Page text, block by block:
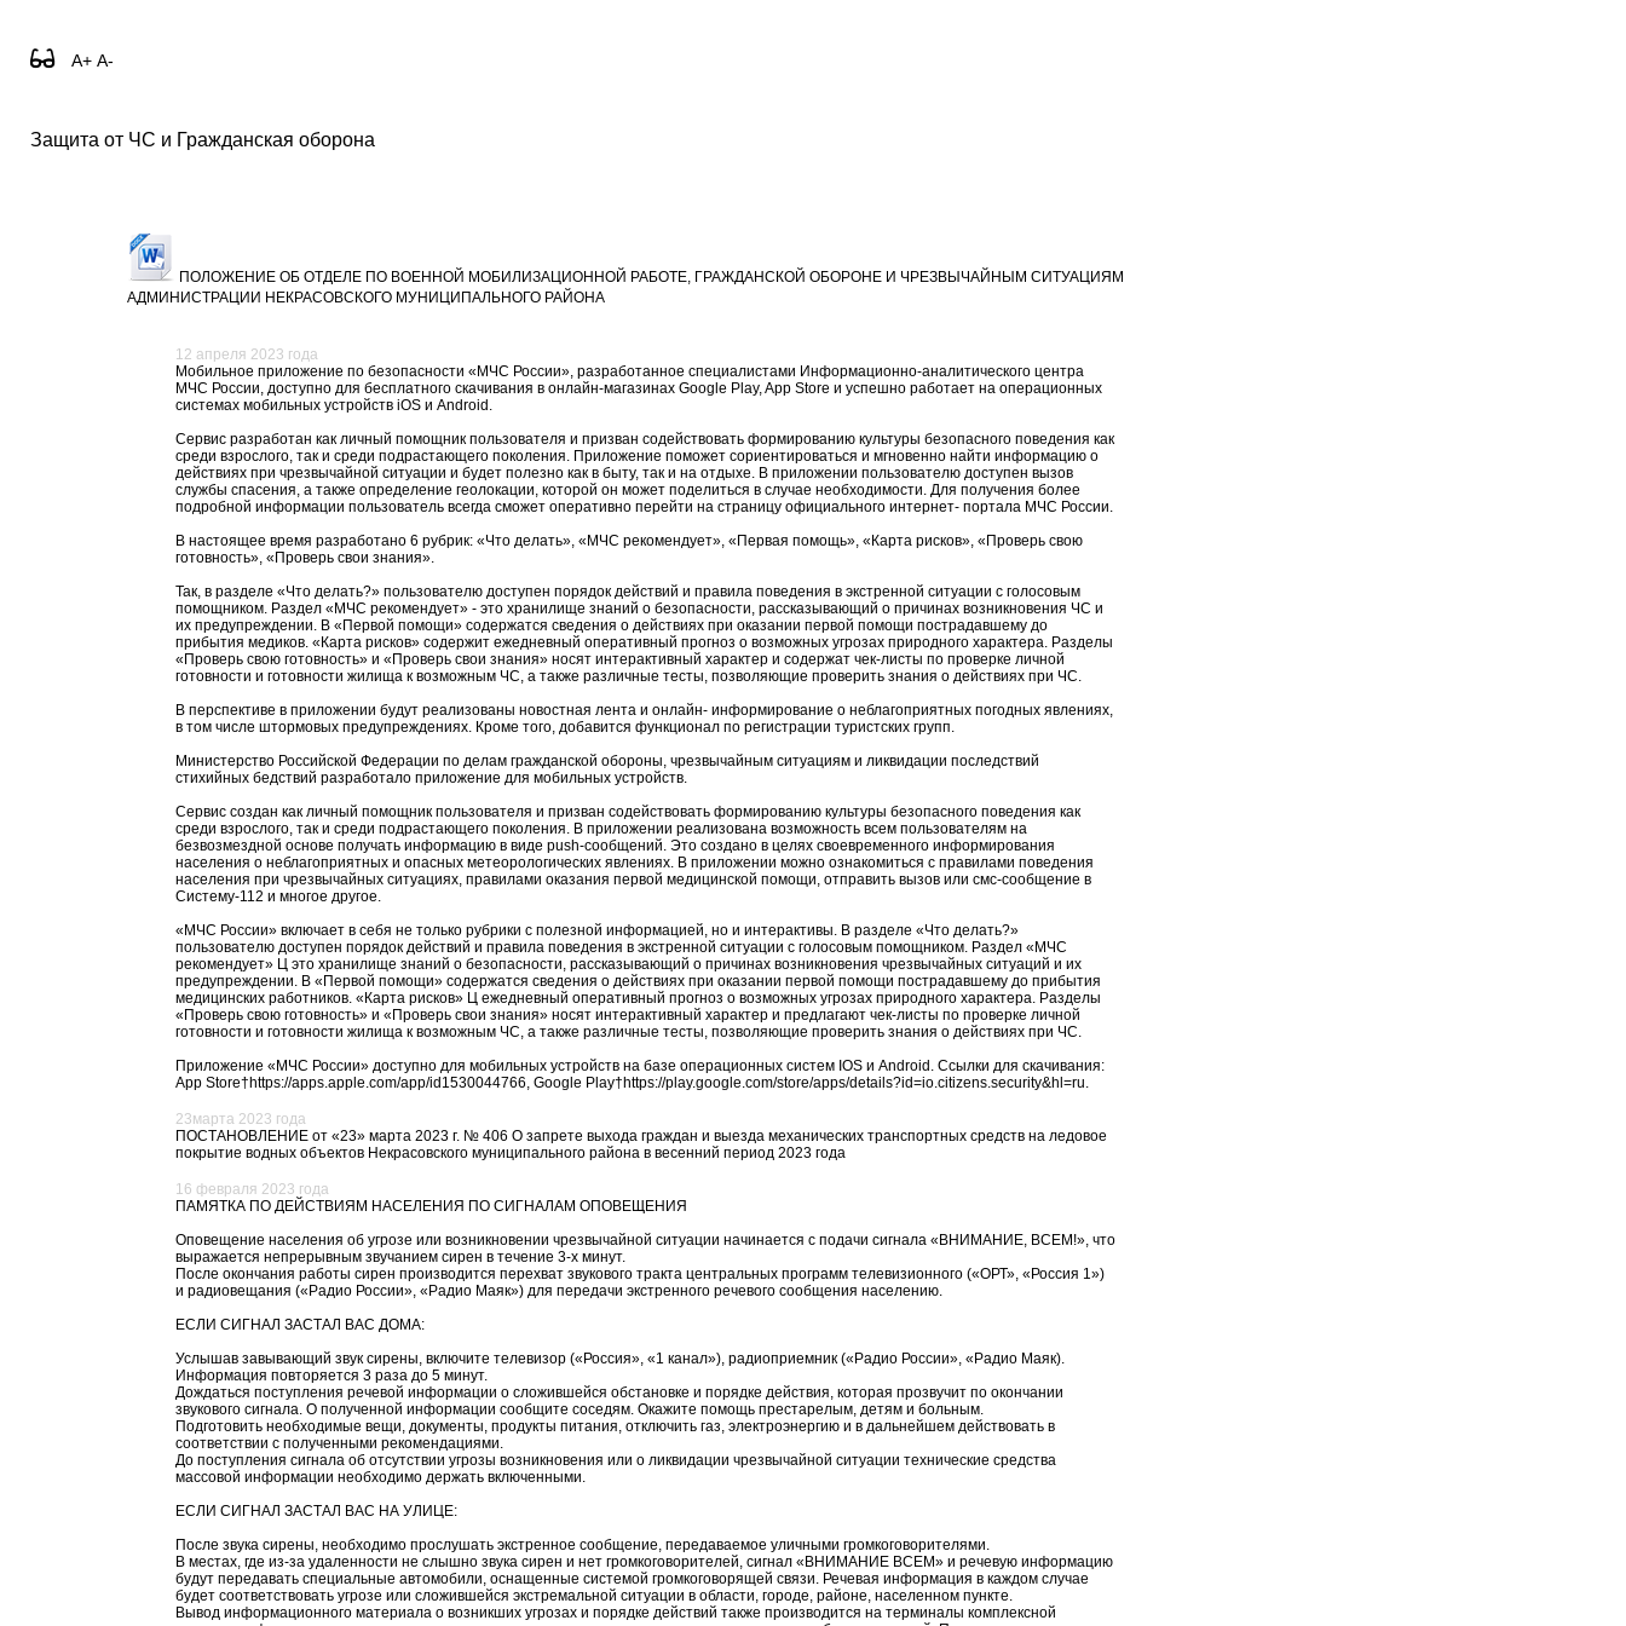
A+ A-
Защита от ЧС и Гражданская оборона
ПОЛОЖЕНИЕ ОБ ОТДЕЛЕ ПО ВОЕННОЙ МОБИЛИЗАЦИОННОЙ РАБОТЕ, ГРАЖДАНСКОЙ ОБОРОНЕ И ЧРЕЗВЫЧАЙНЫМ СИТУАЦИЯМ
АДМИНИСТРАЦИИ НЕКРАСОВСКОГО МУНИЦИПАЛЬНОГО РАЙОНА
12 апреля 2023 года
Мобильное приложение по безопасности «МЧС России», разработанное специалистами Информационно-аналитического центра
МЧС России, доступно для бесплатного скачивания в онлайн-магазинах Google Play, App Store и успешно работает на операционных
системах мобильных устройств iOS и Android.
Сервис разработан как личный помощник пользователя и призван содействовать формированию культуры безопасного поведения как
среди взрослого, так и среди подрастающего поколения. Приложение поможет сориентироваться и мгновенно найти информацию о
действиях при чрезвычайной ситуации и будет полезно как в быту, так и на отдыхе. В приложении пользователю доступен вызов
службы спасения, а также определение геолокации, которой он может поделиться в случае необходимости. Для получения более
подробной информации пользователь всегда сможет оперативно перейти на страницу официального интернет- портала МЧС России.
В настоящее время разработано 6 рубрик: «Что делать», «МЧС рекомендует», «Первая помощь», «Карта рисков», «Проверь свою
готовность», «Проверь свои знания».
Так, в разделе «Что делать?» пользователю доступен порядок действий и правила поведения в экстренной ситуации с голосовым
помощником. Раздел «МЧС рекомендует» - это хранилище знаний о безопасности, рассказывающий о причинах возникновения ЧС и
их предупреждении. В «Первой помощи» содержатся сведения о действиях при оказании первой помощи пострадавшему до
прибытия медиков. «Карта рисков» содержит ежедневный оперативный прогноз о возможных угрозах природного характера. Разделы
«Проверь свою готовность» и «Проверь свои знания» носят интерактивный характер и содержат чек-листы по проверке личной
готовности и готовности жилища к возможным ЧС, а также различные тесты, позволяющие проверить знания о действиях при ЧС.
В перспективе в приложении будут реализованы новостная лента и онлайн- информирование о неблагоприятных погодных явлениях,
в том числе штормовых предупреждениях. Кроме того, добавится функционал по регистрации туристских групп.
Министерство Российской Федерации по делам гражданской обороны, чрезвычайным ситуациям и ликвидации последствий
стихийных бедствий разработало приложение для мобильных устройств.
Сервис создан как личный помощник пользователя и призван содействовать формированию культуры безопасного поведения как
среди взрослого, так и среди подрастающего поколения. В приложении реализована возможность всем пользователям на
безвозмездной основе получать информацию в виде push-сообщений. Это создано в целях своевременного информирования
населения о неблагоприятных и опасных метеорологических явлениях. В приложении можно ознакомиться с правилами поведения
населения при чрезвычайных ситуациях, правилами оказания первой медицинской помощи, отправить вызов или смс-сообщение в
Систему-112 и многое другое.
«МЧС России» включает в себя не только рубрики с полезной информацией, но и интерактивы. В разделе «Что делать?»
пользователю доступен порядок действий и правила поведения в экстренной ситуации с голосовым помощником. Раздел «МЧС
рекомендует» Ц это хранилище знаний о безопасности, рассказывающий о причинах возникновения чрезвычайных ситуаций и их
предупреждении. В «Первой помощи» содержатся сведения о действиях при оказании первой помощи пострадавшему до прибытия
медицинских работников. «Карта рисков» Ц ежедневный оперативный прогноз о возможных угрозах природного характера. Разделы
«Проверь свою готовность» и «Проверь свои знания» носят интерактивный характер и предлагают чек-листы по проверке личной
готовности и готовности жилища к возможным ЧС, а также различные тесты, позволяющие проверить знания о действиях при ЧС.
Приложение «МЧС России» доступно для мобильных устройств на базе операционных систем IOS и Android. Ссылки для скачивания:
App Store†https://apps.apple.com/app/id1530044766, Google Play†https://play.google.com/store/apps/details?id=io.citizens.security&hl=ru.
23марта 2023 года
ПОСТАНОВЛЕНИЕ от «23» марта 2023 г. № 406 О запрете выхода граждан и выезда механических транспортных средств на ледовое
покрытие водных объектов Некрасовского муниципального района в весенний период 2023 года
16 февраля 2023 года
ПАМЯТКА ПО ДЕЙСТВИЯМ НАСЕЛЕНИЯ ПО СИГНАЛАМ ОПОВЕЩЕНИЯ
Оповещение населения об угрозе или возникновении чрезвычайной ситуации начинается с подачи сигнала «ВНИМАНИЕ, ВСЕМ!», что
выражается непрерывным звучанием сирен в течение 3-х минут.
После окончания работы сирен производится перехват звукового тракта центральных программ телевизионного («ОРТ», «Россия 1»)
и радиовещания («Радио России», «Радио Маяк») для передачи экстренного речевого сообщения населению.
ЕСЛИ СИГНАЛ ЗАСТАЛ ВАС ДОМА:
Услышав завывающий звук сирены, включите телевизор («Россия», «1 канал»), радиоприемник («Радио России», «Радио Маяк).
Информация повторяется 3 раза до 5 минут.
Дождаться поступления речевой информации о сложившейся обстановке и порядке действия, которая прозвучит по окончании
звукового сигнала. О полученной информации сообщите соседям. Окажите помощь престарелым, детям и больным.
Подготовить необходимые вещи, документы, продукты питания, отключить газ, электроэнергию и в дальнейшем действовать в
соответствии с полученными рекомендациями.
До поступления сигнала об отсутствии угрозы возникновения или о ликвидации чрезвычайной ситуации технические средства
массовой информации необходимо держать включенными.
ЕСЛИ СИГНАЛ ЗАСТАЛ ВАС НА УЛИЦЕ:
После звука сирены, необходимо прослушать экстренное сообщение, передаваемое уличными громкоговорителями.
В местах, где из-за удаленности не слышно звука сирен и нет громкоговорителей, сигнал «ВНИМАНИЕ ВСЕМ» и речевую информацию
будут передавать специальные автомобили, оснащенные системой громкоговорящей связи. Речевая информация в каждом случае
будет соответствовать угрозе или сложившейся экстремальной ситуации в области, городе, районе, населенном пункте.
Вывод информационного материала о возникших угрозах и порядке действий также производится на терминалы комплексной